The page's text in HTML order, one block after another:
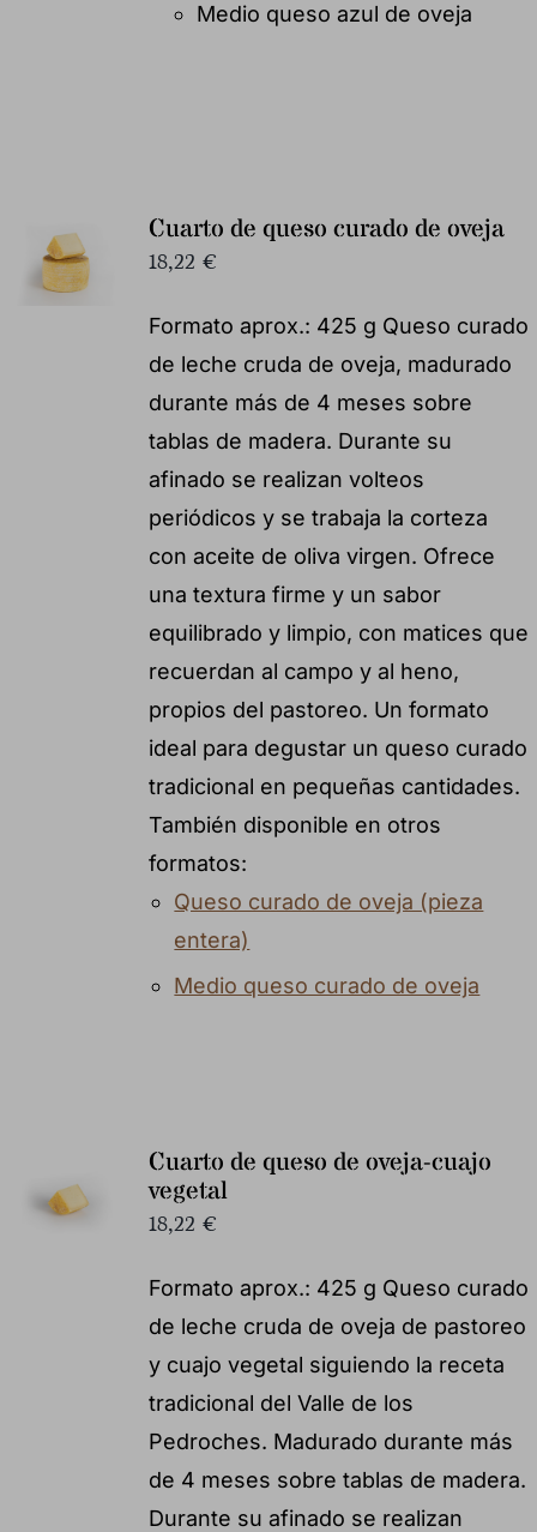
Medio queso azul de oveja
Cuarto de queso curado de oveja
18,22 €
Formato aprox.: 425 g Queso curado
de leche cruda de oveja, madurado
durante más de 4 meses sobre
tablas de madera. Durante su
afinado se realizan volteos
periódicos y se trabaja la corteza
con aceite de oliva virgen. Ofrece
una textura firme y un sabor
equilibrado y limpio, con matices que
recuerdan al campo y al heno,
propios del pastoreo. Un formato
ideal para degustar un queso curado
tradicional en pequeñas cantidades.
También disponible en otros
formatos:
Queso curado de oveja (pieza
entera)
Medio queso curado de oveja
Cuarto de queso de oveja-cuajo
vegetal
18,22 €
Formato aprox.: 425 g Queso curado
de leche cruda de oveja de pastoreo
y cuajo vegetal siguiendo la receta
tradicional del Valle de los
Pedroches. Madurado durante más
de 4 meses sobre tablas de madera.
Durante su afinado se realizan